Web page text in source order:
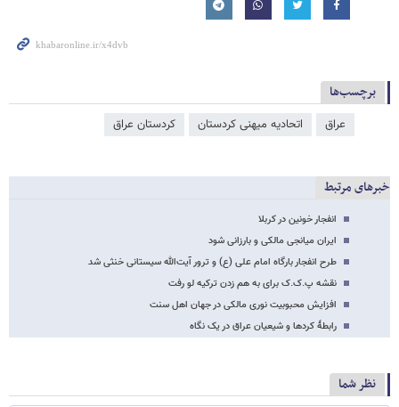
برچسب‌ها
عراق اتحادیه میهنی کردستان کردستان عراق
خبرهای مرتبط
انفجار خونین در کربلا
ایران میانجی مالکی و بارزانی شود
طرح انفجار بارگاه امام علی (ع) و ترور آیت‌الله سیستانی خنثی شد
نقشه پ.ک.ک برای به هم زدن ترکیه لو رفت
افزایش محبوبیت نوری مالکی در جهان اهل سنت
رابطۀ کردها و شیعیان عراق در یک نگاه
نظر شما